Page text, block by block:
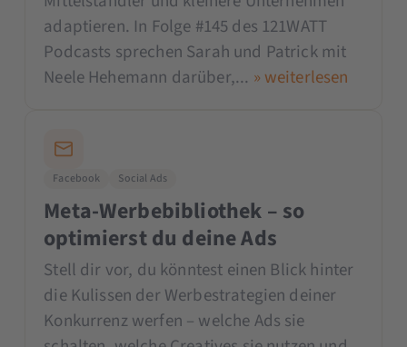
adaptieren. In Folge #145 des 121WATT
Podcasts sprechen Sarah und Patrick mit
Neele Hehemann darüber,... » weiterlesen
Facebook Social Ads
Meta-Werbebibliothek – so
optimierst du deine Ads
Stell dir vor, du könntest einen Blick hinter
die Kulissen der Werbestrategien deiner
Konkurrenz werfen – welche Ads sie